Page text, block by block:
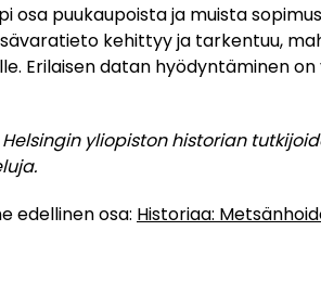
osa puukaupoista ja muista
kehittyy ja tarkentuu,
Erilaisen datan hyödyntäminen
yliopiston historian
edellinen osa: Historiaa: